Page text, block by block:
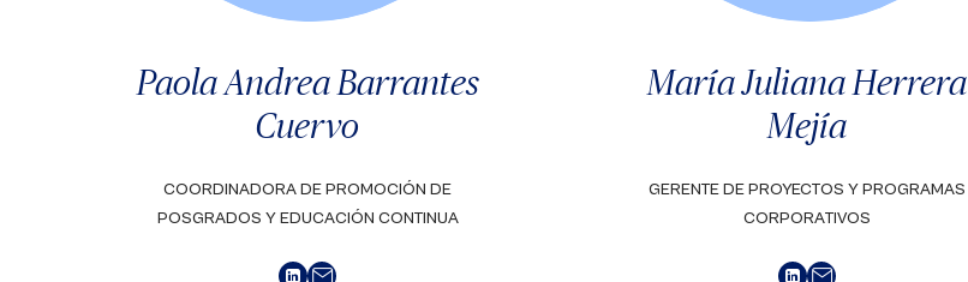
Paola Andrea Barrantes
Cuervo
COORDINADORA DE PROMOCIÓN DE
POSGRADOS Y EDUCACIÓN CONTINUA
María Juliana Herrera
Mejía
GERENTE DE PROYECTOS Y PROGRAMAS
CORPORATIVOS